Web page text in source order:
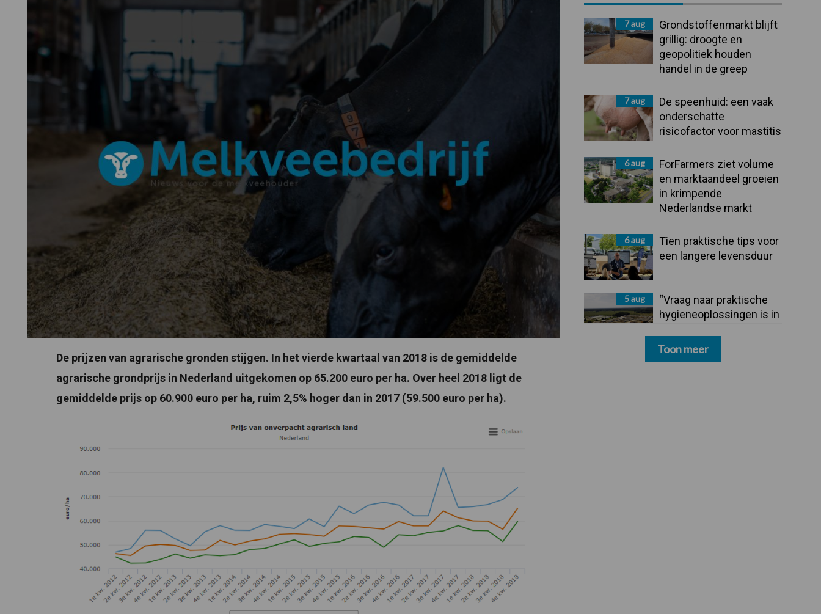
De prijzen van agrarische gronden stijgen. In het vierde kwartaal van 2018 is de gemiddelde
agrarische grondprijs in Nederland uitgekomen op 65.200 euro per ha. Over heel 2018 ligt de
gemiddelde prijs op 60.900 euro per ha, ruim 2,5% hoger dan in 2017 (59.500 euro per ha).
Sidebar7 aug
Grondstoffenmarkt blijft
grillig: droogte en
geopolitiek houden
handel in de greep
7 aug
De speenhuid: een vaak
onderschatte
risicofactor voor mastitis
6 aug
ForFarmers ziet volume
en marktaandeel groeien
in krimpende
Nederlandse markt
6 aug
Tien praktische tips voor
een langere levensduur
5 aug
“Vraag naar praktische
hygieneoplossingen is in
Toon meer